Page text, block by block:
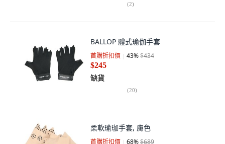
(2)
BALLOP 體式瑜伽手套
首購折扣價 43%$434
$245
缺貨
(20)
柔軟瑜珈手套, 膚色
首購折扣價 68%$689